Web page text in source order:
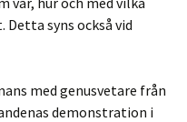
syns också vid
med genusvetare från
demonstration i